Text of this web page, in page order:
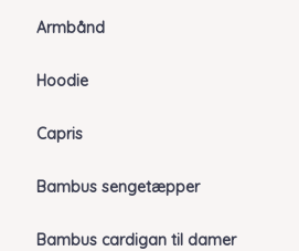
Armbånd
Hoodie
Capris
Bambus sengetæpper
Bambus cardigan til damer